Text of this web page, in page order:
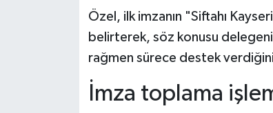
Özel, ilk imzanın "Siftahı
belirterek, söz konusu
rağmen sürece destek
İmza toplama